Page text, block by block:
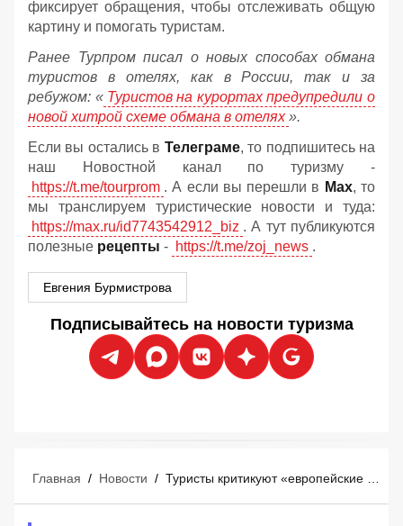
фиксирует обращения, чтобы отслеживать общую
картину и помогать туристам.
Ранее Турпром писал о новых способах обмана
туристов в отелях, как в России, так и за
ребужом: « Туристов на курортах предупредили о
новой хитрой схеме обмана в отелях ».
Если вы остались в Телеграме, то подпишитесь на
наш Новостной канал по туризму -
https://t.me/tourprom . А если вы перешли в Мах, то
мы транслируем туристические новости и туда:
https://max.ru/id7743542912_biz . А тут публикуются
полезные рецепты - https://t.me/zoj_news .
Евгения Бурмистрова
Подписывайтесь на новости туризма
Главная / Новости /